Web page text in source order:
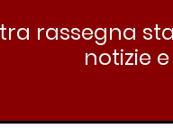
rassegna
notizie